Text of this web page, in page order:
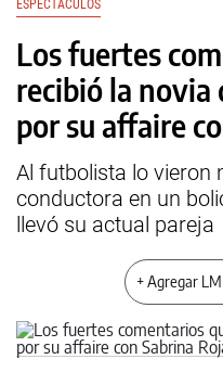
ESPECTÁCULOS
Los fuertes
recibió la novia
por su affaire
Al futbolista lo vieron
conductora en un
llevó su actual pareja
+ Agregar